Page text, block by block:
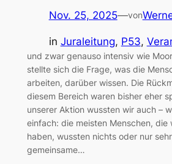
Nov. 25, 2025—von
in Juraleitung, P53,
und zwar genauso intensiv wie
stellte sich die Frage, was die
arbeiten, darüber wissen. Die
diesem Bereich waren bisher eher
unserer Aktion wussten wir auch –
einfach: die meisten Menschen, die
haben, wussten nichts oder nur
gemeinsame…